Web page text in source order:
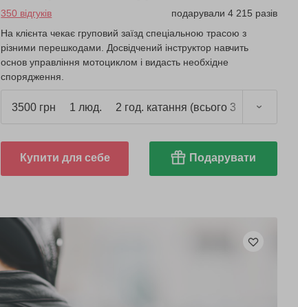
350 відгуків
подарували 4 215 разів
На клієнта чекає груповий заїзд спеціальною трасою з
різними перешкодами. Досвідчений інструктор навчить
основ управління мотоциклом і видасть необхідне
спорядження.
3500 грн 1 люд. 2 год. катання (всього 3 год.)
Купити для себе Подарувати